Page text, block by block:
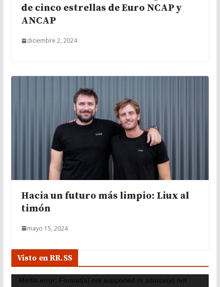
de cinco estrellas de Euro NCAP y
ANCAP
diciembre 2, 2024
Hacia un futuro más limpio: Liux al
timón
mayo 15, 2024
Visto en RR.SS
Media error: Format(s) not supported or source(s) not